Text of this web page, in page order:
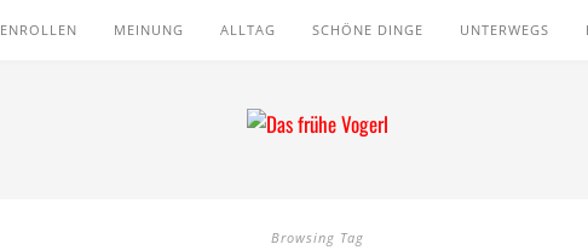
MEINUNG ALLTAG SCHÖNE DINGE UNTERWEGS
Browsing Tag